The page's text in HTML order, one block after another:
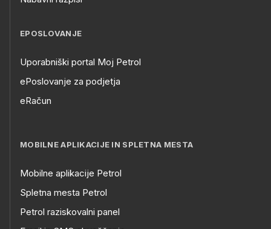
EPOSLOVANJE
Uporabniški portal Moj Petrol
ePoslovanje za podjetja
eRačun
MOBILNE APLIKACIJE IN SPLETNA MESTA
Mobilne aplikacije Petrol
Spletna mesta Petrol
Petrol raziskovalni panel